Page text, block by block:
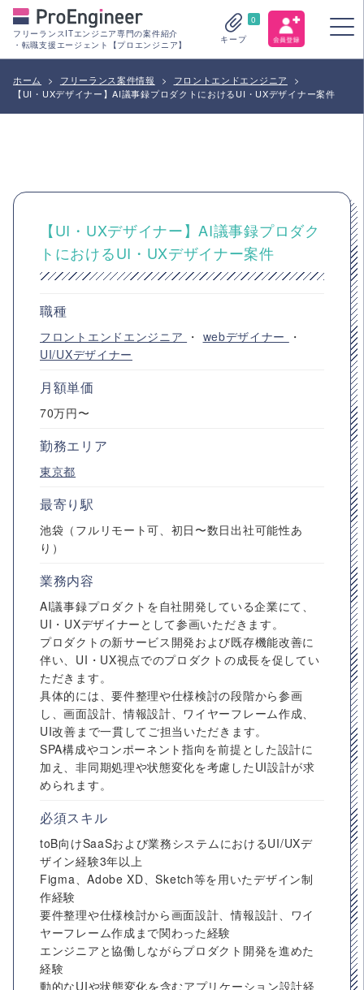
フリーランスITエンジニア専門の案件紹介
・転職支援エージェント【プロエンジニア】
0
キープ
ホーム > フリーランス案件情報 > フロントエンドエンジニア
>
【UI・UXデザイナー】AI議事録プロダクトにおけるUI・UXデザイナー案件
【UI・UXデザイナー】AI議事録プロダク
トにおけるUI・UXデザイナー案件
職種
フロントエンドエンジニア ・ webデザイナー
・
UI/UXデザイナー
月額単価
70万円〜
勤務エリア
東京都
最寄り駅
池袋（フルリモート可、初日〜数日出社可能性あ
り）
業務内容
AI議事録プロダクトを自社開発している企業にて、
UI・UXデザイナーとして参画いただきます。
プロダクトの新サービス開発および既存機能改善に
伴い、UI・UX視点でのプロダクトの成長を促してい
ただきます。
具体的には、要件整理や仕様検討の段階から参画
し、画面設計、情報設計、ワイヤーフレーム作成、
UI改善まで一貫してご担当いただきます。
SPA構成やコンポーネント指向を前提とした設計に
加え、非同期処理や状態変化を考慮したUI設計が求
められます。
必須スキル
toB向けSaaSおよび業務システムにおけるUI/UXデ
ザイン経験3年以上
Figma、Adobe XD、Sketch等を用いたデザイン制
作経験
要件整理や仕様検討から画面設計、情報設計、ワイ
ヤーフレーム作成まで関わった経験
エンジニアと協働しながらプロダクト開発を進めた
経験
動的なUIや状態変化を含むアプリケーション設計経